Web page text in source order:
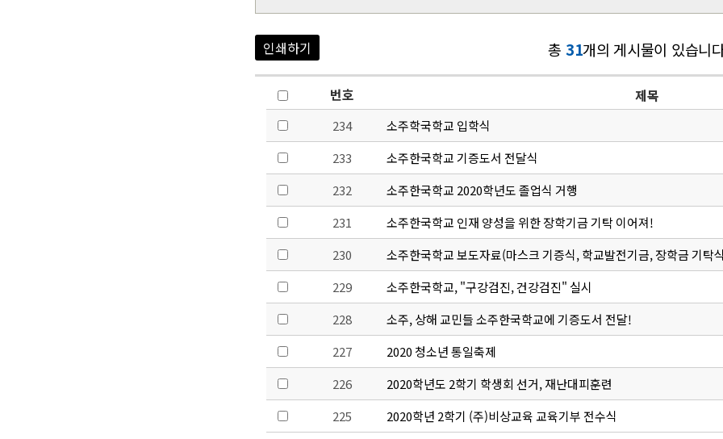
인쇄하기 총 31개의 게시물이 있습니
번호 제목
234
소주학국학교 입학식
233
소주한국학교 기증도서 전달식
232
소주한국학교 2020학년도 졸업식 거행
231
소주한국학교 인재 양성을 위한 장학기금 기탁 이어져!
230
소주한국학교 보도자료(마스크 기증식, 학교발전기금, 장학금 기탁
229
소주한국학교, "구강검진, 건강검진" 실시
228
소주, 상해 교민들 소주한국학교에 기증도서 전달!
227
2020 청소년 통일축제
226
2020학년도 2학기 학생회 선거, 재난대피훈련
225
2020학년 2학기 (주)비상교육 교육기부 전수식